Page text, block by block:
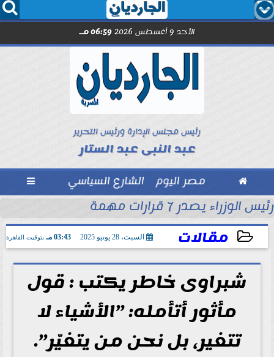
  
الأحد 9 أغسطس 2026 06:59 مـ
رئيس مجلس الإدارة ورئيس التحرير
عبد النبى عبد الستار
 مصر اليوم الشارع السياسي 
مع الصحفيين حاملى كارنيه النقابة
رئيس الوزراء يصدر 7 قرارات مهمة
مقالات السبت، 28 يونيو 2025 03:43 مـ بتوقيت القاهرة
2025-06-28 15:43:15
شبراوى خاطر يكتب : قول
مأثور أتأمله: ”الأشياء لا
تتغير، بل نحن من يتغيّر”.